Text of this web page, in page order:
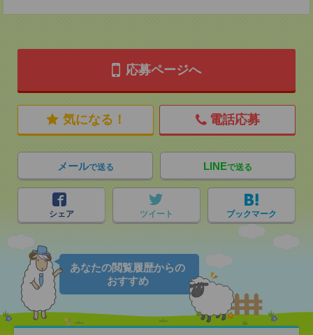
応募ページへ
気になる！ 電話応募
メールで送る LINEで送る
シェア ツイート ブックマーク
あなたの閲覧履歴からの
おすすめ